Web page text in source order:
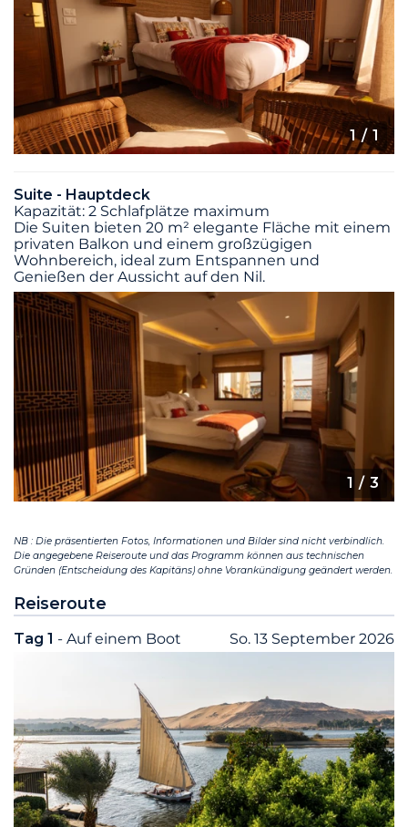
1/ 1
Suite - Hauptdeck
Kapazität: 2 Schlafplätze maximum
Die Suiten bieten 20 m² elegante Fläche mit einem
privaten Balkon und einem großzügigen
Wohnbereich, ideal zum Entspannen und
Genießen der Aussicht auf den Nil.
1 / 3
NB : Die präsentierten Fotos, Informationen und Bilder sind nicht verbindlich.
Die angegebene Reiseroute und das Programm können aus technischen
Gründen (Entscheidung des Kapitäns) ohne Vorankündigung geändert werden.
Reiseroute
Tag 1 - Auf einem Boot So. 13 September 2026